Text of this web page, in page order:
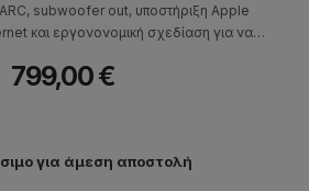
subwoofer οut, υποστήριξη Apple
και εργονονομική σχεδίαση για να
799,00 €
για άμεση αποστολή